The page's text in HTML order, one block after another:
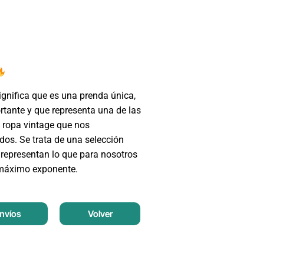
que es una prenda única,
y que representa una de las
vintage que nos
Se trata de una selección
lo que para nosotros
exponente.
Volver